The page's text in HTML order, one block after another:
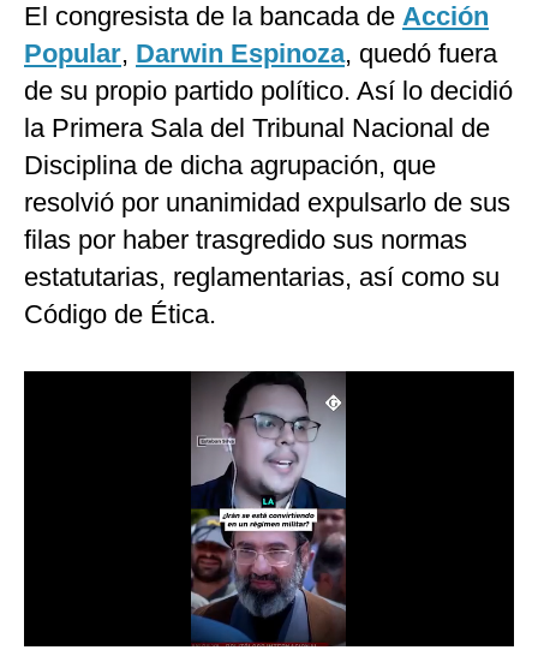
Mundo
EEUU
España
Internacional
Tecnología
Club del Suscriptor
El congresista de la bancada de Acción
Popular, Darwin Espinoza, quedó fuera
de su propio partido político. Así lo decidió
la Primera Sala del Tribunal Nacional de
Disciplina de dicha agrupación, que
resolvió por unanimidad expulsarlo de sus
filas por haber trasgredido sus normas
estatutarias, reglamentarias, así como su
Código de Ética.